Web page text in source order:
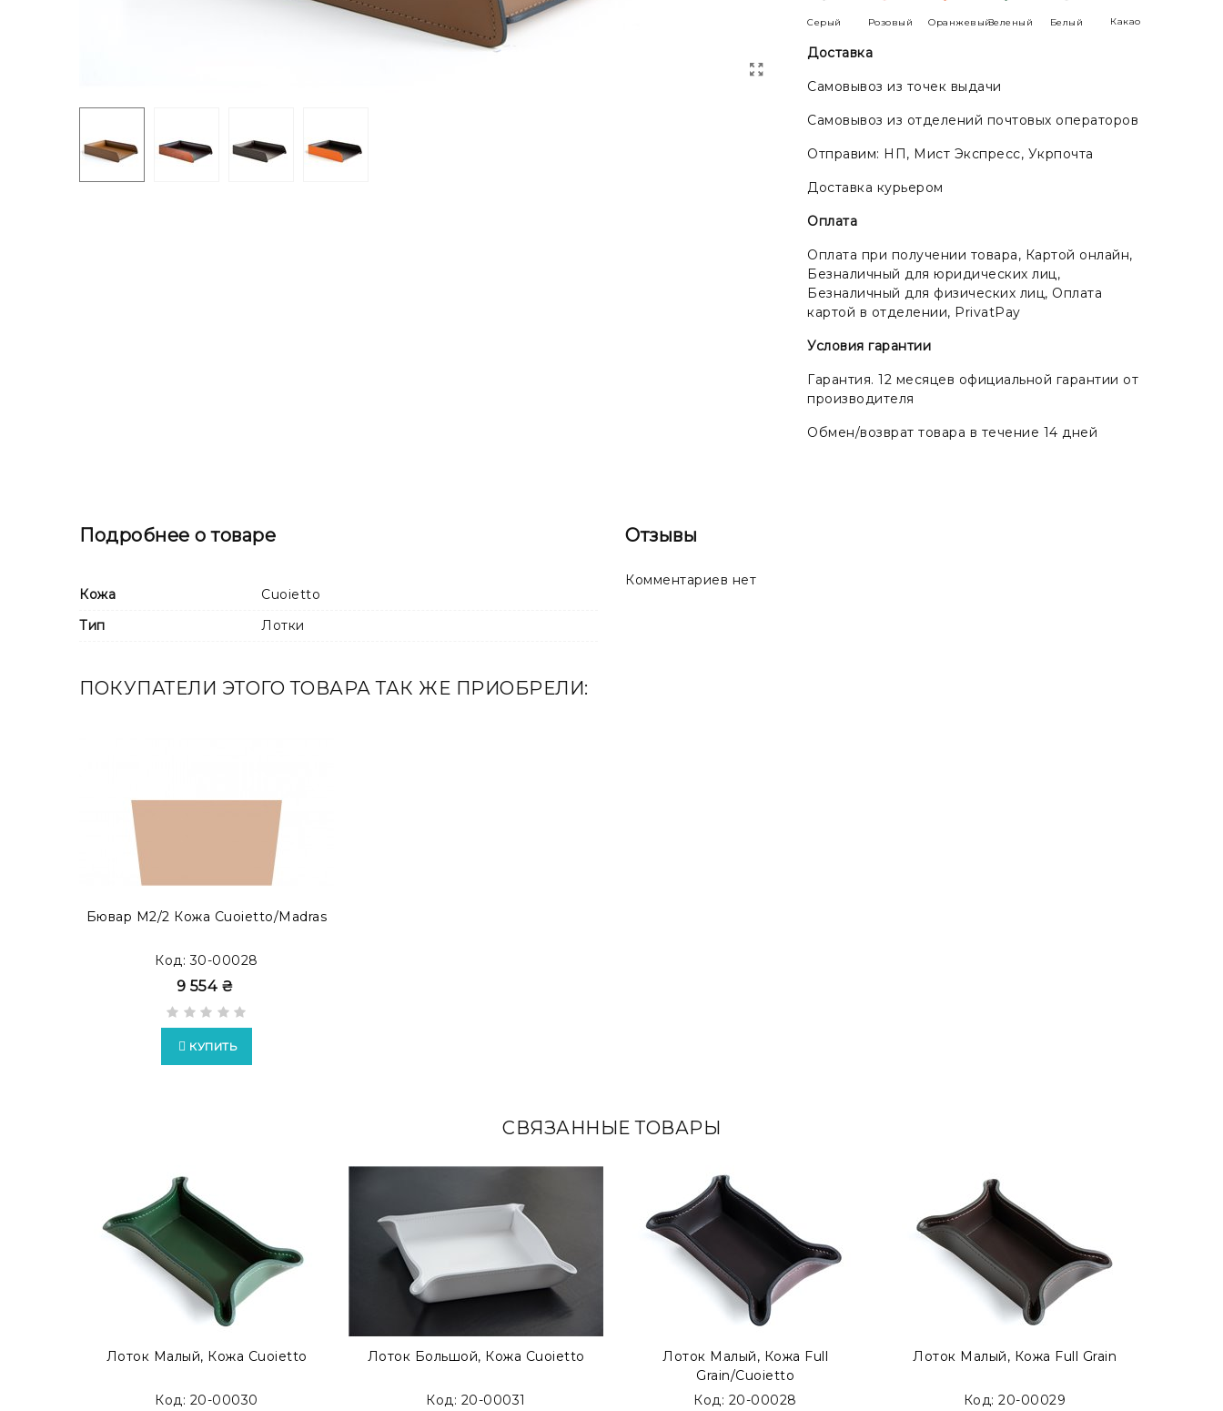
Серый Розовый ОранжевыйЗеленый Белый Какао
Доставка
Самовывоз из точек выдачи
Самовывоз из отделений почтовых операторов
Отправим: НП, Мист Экспресс, Укрпочта
Доставка курьером
Оплата
Оплата при получении товара, Картой онлайн,
Безналичный для юридических лиц,
Безналичный для физических лиц, Оплата
картой в отделении, PrivatPay
Условия гарантии
Гарантия. 12 месяцев официальной гарантии от
производителя
Обмен/возврат товара в течение 14 дней
Подробнее о товаре
Кожа
Cuoietto
Тип
Лотки
Отзывы
Комментариев нет
ПОКУПАТЕЛИ ЭТОГО ТОВАРА ТАК ЖЕ ПРИОБРЕЛИ:
Бювар М2/2 Кожа Cuoietto/Madras
Код: 30-00028
9 554 ₴
КУПИТЬ
СВЯЗАННЫЕ ТОВАРЫ
Лоток Малый, Кожа Cuoietto
Код: 20-00030
Лоток Большой, Кожа Cuoietto
Код: 20-00031
Лоток Малый, Кожа Full
Grain/Cuoietto
Код: 20-00028
Лоток Малый, Кожа Full Grain
Код: 20-00029